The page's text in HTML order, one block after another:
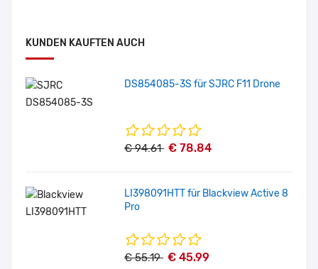
KUNDEN KAUFTEN AUCH
DS854085-3S für SJRC F11 Drone
€ 94.61 € 78.84
LI398091HTT für Blackview Active 8
Pro
€ 55.19 € 45.99